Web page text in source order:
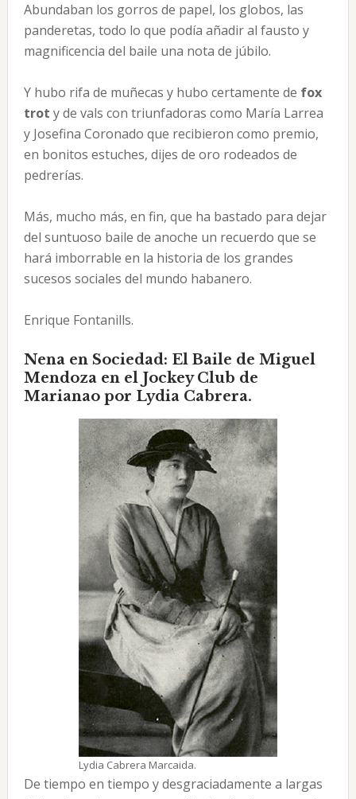
Abundaban los gorros de papel, los globos, las
panderetas, todo lo que podía añadir al fausto y
magnificencia del baile una nota de júbilo.
Y hubo rifa de muñecas y hubo certamente de fox
trot y de vals con triunfadoras como María Larrea
y Josefina Coronado que recibieron como premio,
en bonitos estuches, dijes de oro rodeados de
pedrerías.
Más, mucho más, en fin, que ha bastado para dejar
del suntuoso baile de anoche un recuerdo que se
hará imborrable en la historia de los grandes
sucesos sociales del mundo habanero.
Enrique Fontanills.
Nena en Sociedad: El Baile de Miguel
Mendoza en el Jockey Club de
Marianao por Lydia Cabrera.
Lydia Cabrera Marcaida.
De tiempo en tiempo y desgraciadamente a largas